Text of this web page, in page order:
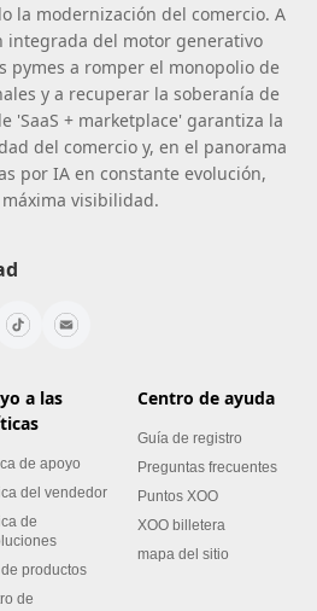
la modernización del comercio. A
integrada del motor generativo
pymes a romper el monopolio de
y a recuperar la soberanía de
'SaaS + marketplace' garantiza la
del comercio y, en el panorama
por IA en constante evolución,
visibilidad.
a las
de apoyo
del vendedor
de
productos
de
Centro de ayuda
Guía de registro
Preguntas frecuentes
Puntos XOO
XOO billetera
mapa del sitio